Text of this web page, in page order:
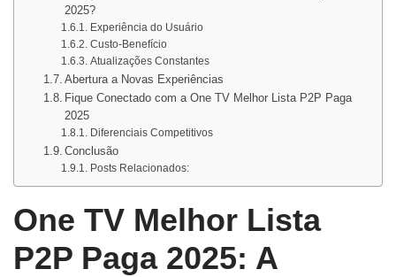
2025?
Experiência do Usuário
Custo-Benefício
Atualizações Constantes
Abertura a Novas Experiências
Fique Conectado com a One TV Melhor Lista P2P Paga
2025
Diferenciais Competitivos
Conclusão
Posts Relacionados:
One TV Melhor Lista
P2P Paga 2025: A